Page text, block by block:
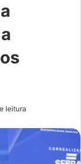
leitura